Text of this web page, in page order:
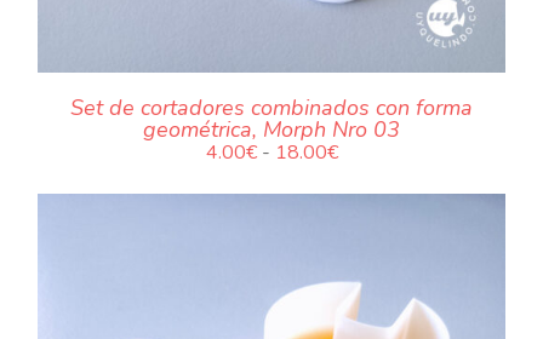
Set de cortadores combinados con forma
geométrica, Morph Nro 03
4.00€ - 18.00€Rango
precios:
hasta
18.00€